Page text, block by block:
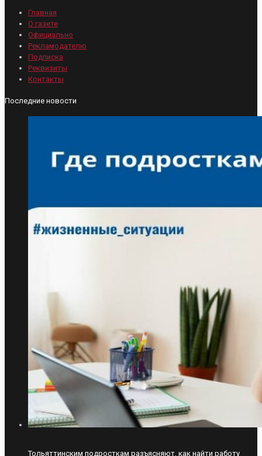
Главная
О газете
Официально
Рекламодателю
Подписка
Реквизиты
Контакты
Последние новости
Тольяттинским подросткам разъясняют, как найти работу